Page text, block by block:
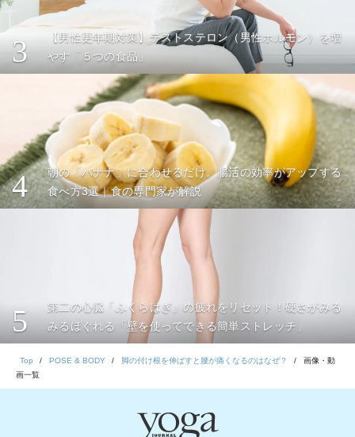
3
【男性更年期対策】テストステロン（男性ホルモン）を増
やす「５つの食品」
4
朝の「バナナ」に合わせるだけ。腸活の効率がアップする
食べ方3選｜食の専門家が解説
5
第二の心臓「ふくらはぎ」の疲れをリセット！硬さがみる
みるほぐれる「壁を使ってできる簡単ストレッチ」
Top POSE & BODY 脚の付け根を伸ばすと腰が痛くなるのはなぜ？
画像・動
画一覧